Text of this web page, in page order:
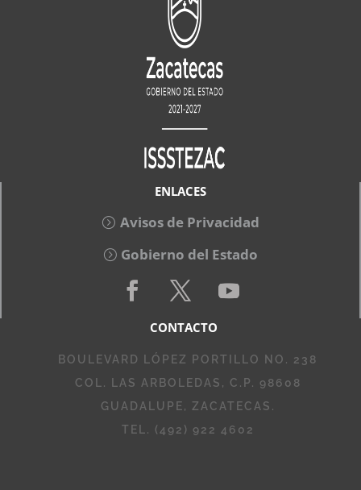
ENLACES
Avisos de Privacidad
Gobierno del Estado
CONTACTO
BOULEVARD LÓPEZ PORTILLO NO. 238
COL. LAS ARBOLEDAS, C.P. 98608
GUADALUPE, ZACATECAS.
TEL. (492) 922 4602